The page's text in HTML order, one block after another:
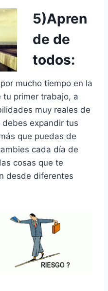
5)Apren
de de
todos:
mucho tiempo en la
tu primer trabajo, a
muy reales de
expandir tus
que puedas de
cada día de
cosas que te
desde diferentes